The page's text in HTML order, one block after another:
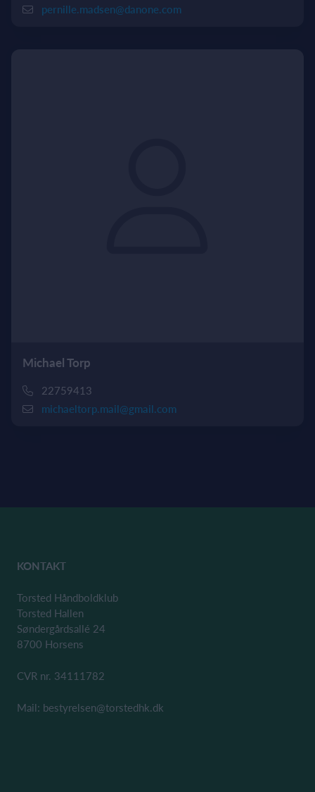
pernille.madsen@danone.com
Michael Torp
22759413
michaeltorp.mail@gmail.com
KONTAKT
Torsted Håndboldklub
Torsted Hallen
Søndergårdsallé 24
8700 Horsens
CVR nr. 34111782
Mail: bestyrelsen@torstedhk.dk